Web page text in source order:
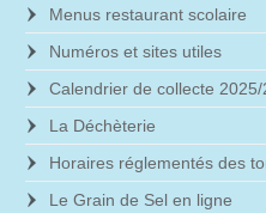
Menus restaurant scolaire
Numéros et sites utiles
Calendrier de collecte 2025/
La Déchèterie
Horaires réglementés des
Le Grain de Sel en ligne